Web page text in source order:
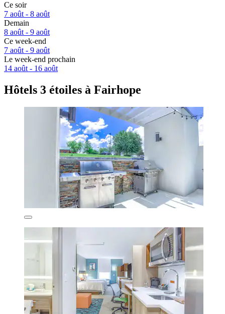
Ce soir
7 août - 8 août
Demain
8 août - 9 août
Ce week-end
7 août - 9 août
Le week-end prochain
14 août - 16 août
Hôtels 3 étoiles à Fairhope